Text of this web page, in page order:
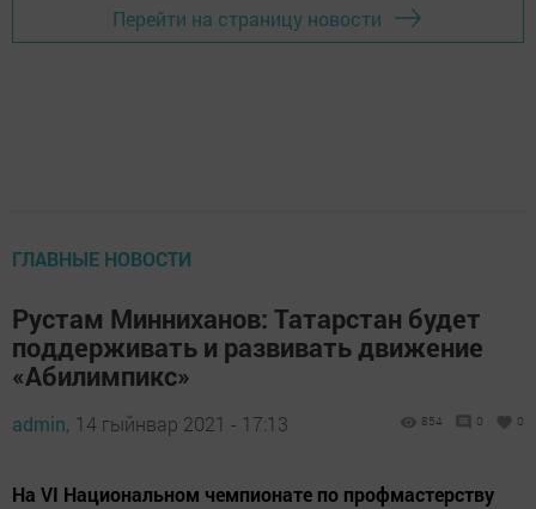
Перейти на страницу новости
ГЛАВНЫЕ НОВОСТИ
Рустам Минниханов: Татарстан будет
поддерживать и развивать движение
«Абилимпикс»
admin, 14 гыйнвар 2021 - 17:13 854 0 0
На VI Национальном чемпионате по профмастерству